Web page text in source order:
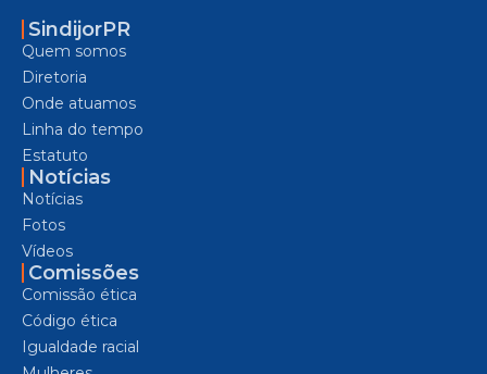
SindijorPR
Quem somos
Diretoria
Onde atuamos
Linha do tempo
Estatuto
Notícias
Notícias
Fotos
Vídeos
Comissões
Comissão ética
Código ética
Igualdade racial